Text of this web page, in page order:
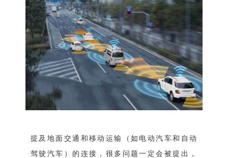
提及地面交通和移动运输（如电动汽车和自动
驾驶汽车）的连接，很多问题一定会被提出，